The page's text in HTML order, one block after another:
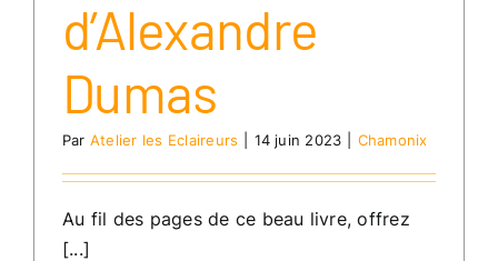
d’Alexandre
Dumas
Par Atelier les Eclaireurs 14 juin 2023 Chamonix
Au fil des pages de ce beau livre, offrez
[...]